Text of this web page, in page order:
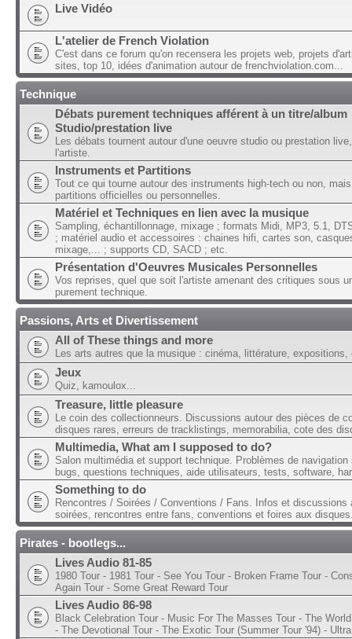
Live Vidéo
L'atelier de French Violation
C'est dans ce forum qu'on recensera les projets web, projets
sites, top 10, idées d'animation autour de frenchviolation.com...
Technique
Débats purement techniques afférent à un titre/album
Studio/prestation live
Les débats tournent autour d'une oeuvre studio ou prestation
l'artiste.
Instruments et Partitions
Tout ce qui tourne autour des instruments high-tech ou non,
partitions officielles ou personnelles.
Matériel et Techniques en lien avec la musique
Sampling, échantillonnage, mixage ; formats Midi, MP3, 5.1,
; matériel audio et accessoires : chaines hifi, cartes son,
mixage,... ; supports CD, SACD ; etc.
Présentation d'Oeuvres Musicales Personnelles
Vos reprises, quel que soit l'artiste amenant des critiques sous
purement technique.
Passions, Arts et Divertissement
All of These things and more
Les arts autres que la musique : cinéma, littérature, expositions,
Jeux
Quiz, kamoulox...
Treasure, little pleasure
Le coin des collectionneurs. Discussions autour des pièces de
disques rares, erreurs de tracklistings, memorabilia, cote des
Multimedia, What am I supposed to do?
Salon multimédia et support technique. Problèmes de navigation
bugs, questions techniques, aide utilisateurs, tests, software,
Something to do
Rencontres / Soirées / Conventions / Fans. Infos et discussions
soirées, rencontres entre fans, conventions et foires aux
Pirates - bootlegs...
Lives Audio 81-85
1980 Tour - 1981 Tour - See You Tour - Broken Frame Tour -
Again Tour - Some Great Reward Tour
Lives Audio 86-98
Black Celebration Tour - Music For The Masses Tour - The
- The Devotional Tour - The Exotic Tour (Summer Tour '94) -